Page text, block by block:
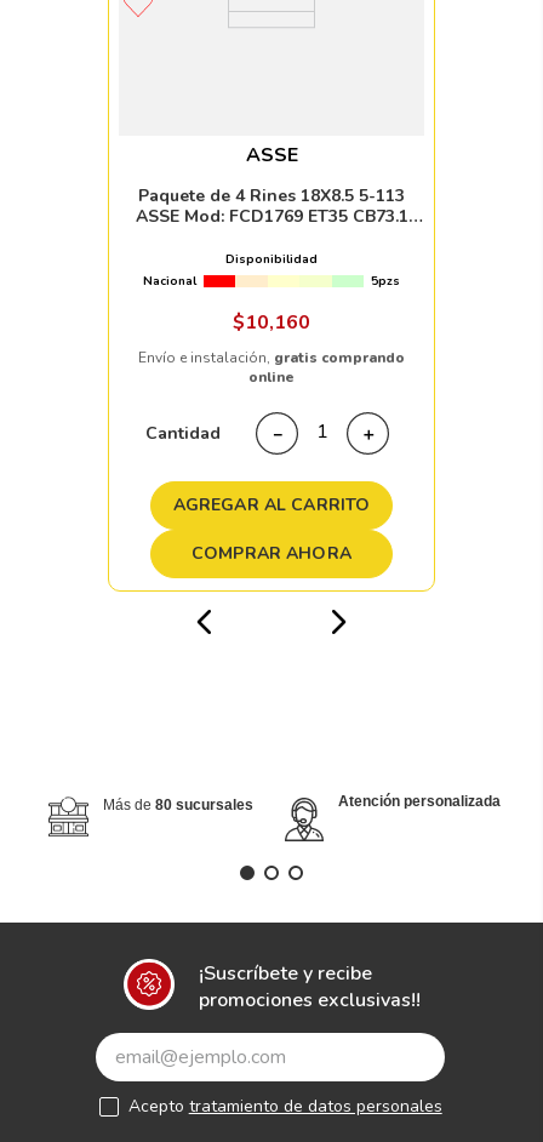
ASSE
Paquete de 4 Rines 18X8.5 5-113
ASSE Mod: FCD1769 ET35 CB73.1
Disponibilidad
Nacional
5pzs
$10,160
Envío e instalación, gratis comprando
online
Cantidad ＋
－
AGREGAR AL CARRITO
COMPRAR AHORA
Más de 80 sucursales Atención personalizada
¡Suscríbete y recibe
promociones exclusivas!!
Acepto tratamiento de datos personales